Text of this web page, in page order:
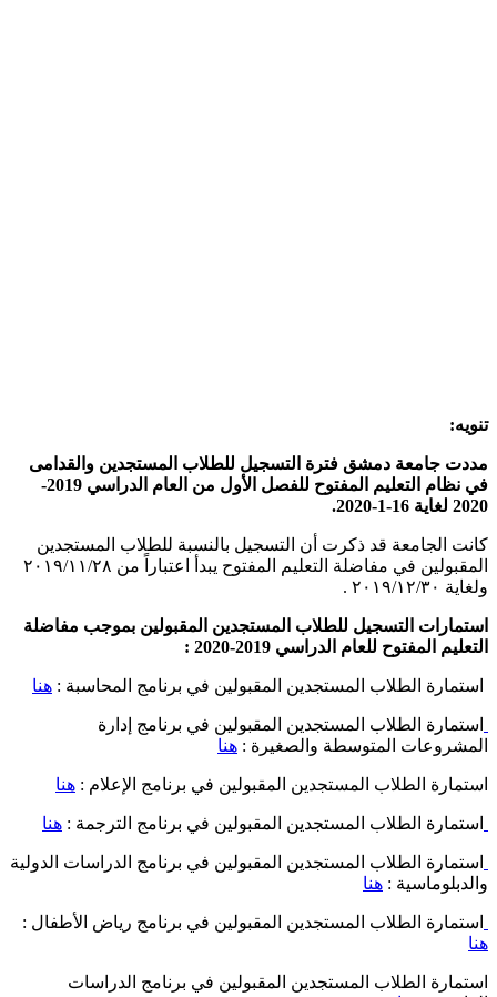
تنويه:
مددت جامعة دمشق فترة التسجيل للطلاب المستجدين والقدامى
في نظام التعليم المفتوح للفصل الأول من العام الدراسي 2019-
2020 لغاية 16-1-2020.
كانت الجامعة قد ذكرت أن التسجيل بالنسبة للطلاب المستجدين
المقبولين في مفاضلة التعليم المفتوح يبدأ اعتباراً من ٢٠١٩/١١/٢٨
ولغاية ٢٠١٩/١٢/٣٠ .
استمارات التسجيل للطلاب المستجدين المقبولين بموجب مفاضلة
التعليم المفتوح للعام الدراسي 2019-2020 :
استمارة الطلاب المستجدين المقبولين في برنامج المحاسبة : هنا
استمارة الطلاب المستجدين المقبولين في برنامج إدارة
المشروعات المتوسطة والصغيرة : هنا
استمارة الطلاب المستجدين المقبولين في برنامج الإعلام : هنا
استمارة الطلاب المستجدين المقبولين في برنامج الترجمة : هنا
استمارة الطلاب المستجدين المقبولين في برنامج الدراسات الدولية
والدبلوماسية : هنا
استمارة الطلاب المستجدين المقبولين في برنامج رياض الأطفال :
هنا
استمارة الطلاب المستجدين المقبولين في برنامج الدراسات